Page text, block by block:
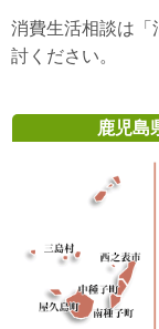
消費生活相談は「
討ください。
鹿児島